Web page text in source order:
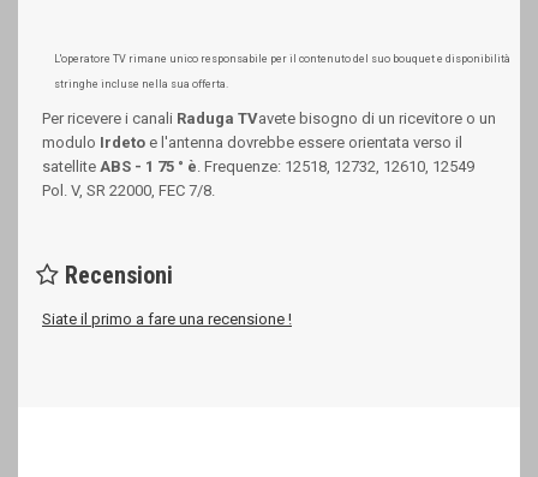
L'operatore TV rimane unico responsabile per il contenuto del suo bouquet e disponibilità
stringhe incluse nella sua offerta.
Per ricevere i canali Raduga TVavete bisogno di un ricevitore o un
modulo Irdeto e l'antenna dovrebbe essere orientata verso il
satellite ABS - 1 75 ° è. Frequenze: 12518, 12732, 12610, 12549
Pol. V, SR 22000, FEC 7/8.
Recensioni
Siate il primo a fare una recensione !